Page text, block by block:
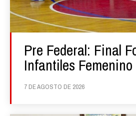
Pre Federal: Final
Infantiles
7 DE AGOSTO DE 2026